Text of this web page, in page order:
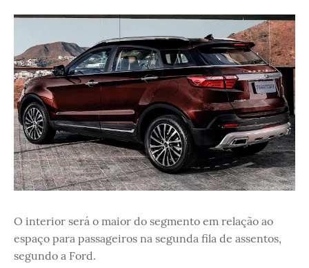
O interior será o maior do segmento em relação ao
espaço para passageiros na segunda fila de assentos,
segundo a Ford.